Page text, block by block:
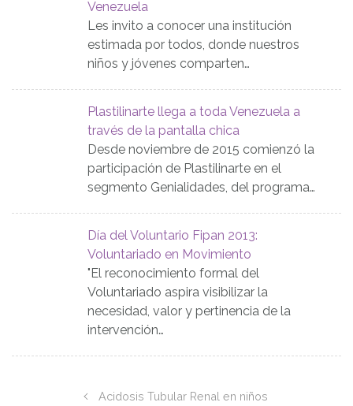
Venezuela
Les invito a conocer una institución
estimada por todos, donde nuestros
niños y jóvenes comparten…
Plastilinarte llega a toda Venezuela a
través de la pantalla chica
Desde noviembre de 2015 comienzó la
participación de Plastilinarte en el
segmento Genialidades, del programa…
Día del Voluntario Fipan 2013:
Voluntariado en Movimiento
"El reconocimiento formal del
Voluntariado aspira visibilizar la
necesidad, valor y pertinencia de la
intervención…
Acidosis Tubular Renal en niños